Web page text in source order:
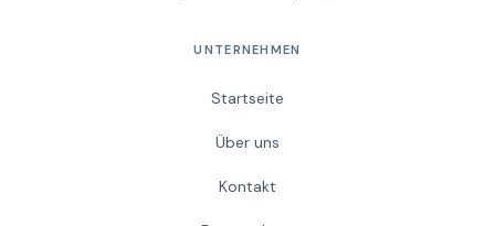
UNTERNEHMEN
Startseite
Über uns
Kontakt